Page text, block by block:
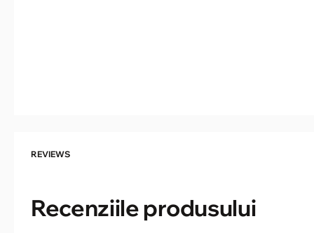
REVIEWS
Recenziile produsului